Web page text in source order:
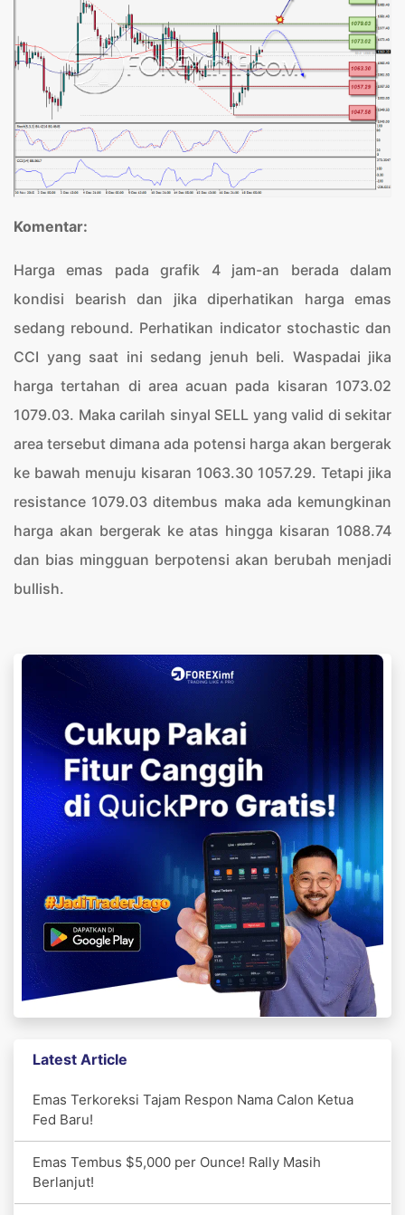
Komentar:
Harga emas pada grafik 4 jam-an berada dalam
kondisi bearish dan jika diperhatikan harga emas
sedang rebound. Perhatikan indicator stochastic dan
CCI yang saat ini sedang jenuh beli. Waspadai jika
harga tertahan di area acuan pada kisaran 1073.02
1079.03. Maka carilah sinyal SELL yang valid di sekitar
area tersebut dimana ada potensi harga akan bergerak
ke bawah menuju kisaran 1063.30 1057.29. Tetapi jika
resistance 1079.03 ditembus maka ada kemungkinan
harga akan bergerak ke atas hingga kisaran 1088.74
dan bias mingguan berpotensi akan berubah menjadi
bullish.
Latest Article
Emas Terkoreksi Tajam Respon Nama Calon Ketua
Fed Baru!
Emas Tembus $5,000 per Ounce! Rally Masih
Berlanjut!